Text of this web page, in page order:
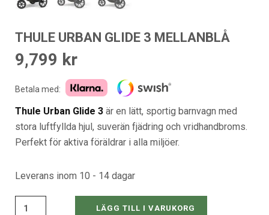
THULE URBAN GLIDE 3 MELLANBLÅ
9,799 kr
Betala med:
Thule Urban Glide 3 är en lätt, sportig barnvagn med
stora luftfyllda hjul, suverän fjädring och vridhandbroms.
Perfekt för aktiva föräldrar i alla miljöer.
Leverans inom 10 - 14 dagar
LÄGG TILL I VARUKORG